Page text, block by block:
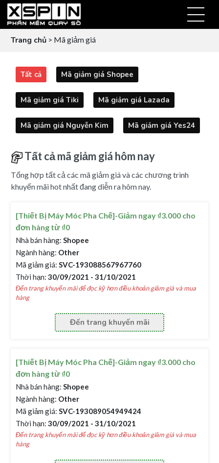
Trang chủ > Mã giảm giá
Tất cả Mã giảm giá Shopee
Mã giảm giá Tiki Mã giảm giá Lazada
Mã giảm giá Nguyễn Kim Mã giảm giá Yes24
Tất cả mã giảm giá hôm nay
Tổng hợp tất cả các mã giảm giá và các chương trình
khuyến mãi hot nhất đang diễn ra hôm nay.
[Thiết Bị Máy Móc Pha Chế]-Giảm ngay ₫3.000 cho
đơn hàng từ ₫0
Nhà bán hàng: Shopee
Ngành hàng: Other
Mã giảm giá: SVC-193088567967760
Thời hạn: 30/09/2021 - 31/10/2021
Đến trang khuyến mãi để đọc kỹ hơn điều khoản giảm giá và mua
hàng
Đến trang khuyến mãi
[Thiết Bị Máy Móc Pha Chế]-Giảm ngay ₫3.000 cho
đơn hàng từ ₫0
Nhà bán hàng: Shopee
Ngành hàng: Other
Mã giảm giá: SVC-193089054949424
Thời hạn: 30/09/2021 - 31/10/2021
Đến trang khuyến mãi để đọc kỹ hơn điều khoản giảm giá và mua
hàng